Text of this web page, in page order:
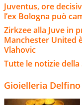
Juventus, ore
l’ex Bologna può
Zirkzee alla Juve in
Manchester United
Vlahovic
Tutte le notizie della
Gioielleria Delfino